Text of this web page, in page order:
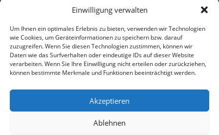
Einwilligung verwalten
Um Ihnen ein optimales Erlebnis zu bieten, verwenden wir Technologien
wie Cookies, um Geräteinformationen zu speichern bzw. darauf
zuzugreifen. Wenn Sie diesen Technologien zustimmen, können wir
Daten wie das Surfverhalten oder eindeutige IDs auf dieser Website
verarbeiten. Wenn Sie Ihre Einwilligung nicht erteilen oder zurückziehen,
können bestimmte Merkmale und Funktionen beeinträchtigt werden.
Akzeptieren
Ablehnen
Versand
Zahlung
Baumann Modellspielwaren
Telefon (0 91 61) 33 84